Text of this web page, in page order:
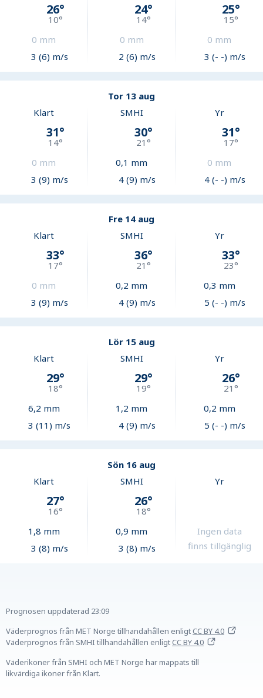
26°
10°
0 mm
3 (6) m/s
24°
14°
0 mm
2 (6) m/s
25°
15°
0 mm
3 (- -) m/s
Tor 13 aug
Klart
31°
14°
0 mm
3 (9) m/s
SMHI
30°
21 °
0,1 mm
4 (9) m/s
Yr
31°
17°
0 mm
4 (- -) m/s
Fre 14 aug
Klart
33°
17°
0 mm
3 (9) m/s
SMHI
36°
21 °
0,2 mm
4 (9) m/s
Yr
33°
23°
0,3 mm
5 (- -) m/s
Lör 15 aug
Klart
29°
18°
6,2 mm
3 (11) m/s
SMHI
29°
19°
1,2 mm
4 (9) m/s
Yr
26°
21°
0,2 mm
5 (- -) m/s
Sön 16 aug
Klart
27°
16°
1,8 mm
3 (8) m/s
SMHI
26°
18°
0,9 mm
3 (8) m/s
Yr
Ingen data
finns tillgänglig
Prognosen uppdaterad 23:09
Väderprognos från MET Norge tillhandahållen enligtCC BY 4.0
Väderprognos från SMHI tillhandahållen enligtCC BY 4.0
Väderikoner från SMHI och MET Norge har mappats till
likvärdiga ikoner från Klart.